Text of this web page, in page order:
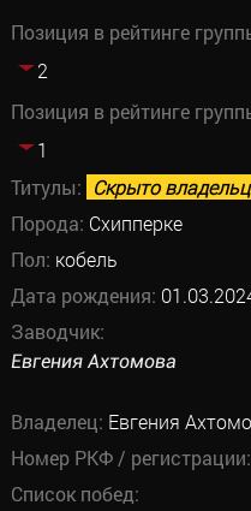
Позиция в рейтинге
2
Позиция в рейтинге
1
Титулы: Скрыто
Порода: Схипперке
Пол: кобель
Дата рождения:
Заводчик:
Евгения Ахтомова
Владелец: Евгения
Номер РКФ / регистрации:
Список побед: